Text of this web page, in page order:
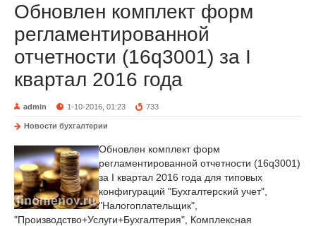
Обновлен комплект форм
регламентированной
отчетности (16q3001) за I
квартал 2016 года
admin 1-10-2016, 01:23 733
Новости бухгалтерии
Обновлен комплект форм
регламентированной отчетности (16q3001)
за I квартал 2016 года для типовых
конфигураций "Бухгалтерский учет",
"Налогоплательщик",
"Производство+Услуги+Бухгалтерия", Комплексная